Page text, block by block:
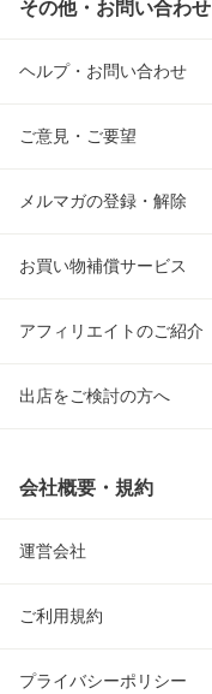
その他・お問い合わせ
ヘルプ・お問い合わせ
ご意見・ご要望
メルマガの登録・解除
お買い物補償サービス
アフィリエイトのご紹介
出店をご検討の方へ
会社概要・規約
運営会社
ご利用規約
プライバシーポリシー